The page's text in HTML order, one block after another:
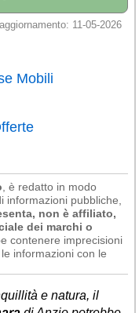
11-05-2026
Mobili
, è redatto in modo
informazioni pubbliche,
non è affiliato,
dei marchi o
contenere imprecisioni
informazioni con le
e natura, il